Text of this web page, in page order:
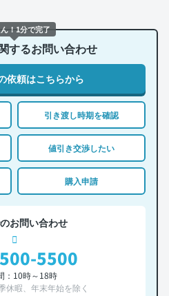
するお問い合わせ
依頼はこちらから
引き渡し時期を確認
値引き交渉したい
購入申請
お問い合わせ
5500
：10時～18時
休暇、年末年始を除く
！1分で完了